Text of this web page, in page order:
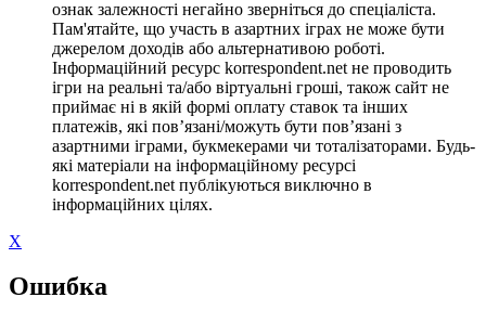
ознак залежності негайно зверніться до спеціаліста.
Пам'ятайте, що участь в азартних іграх не може бути
джерелом доходів або альтернативою роботі.
Інформаційний ресурс korrespondent.net не проводить
ігри на реальні та/або віртуальні гроші, також сайт не
приймає ні в якій формі оплату ставок та інших
платежів, які пов’язані/можуть бути пов’язані з
азартними іграми, букмекерами чи тоталізаторами. Будь-
які матеріали на інформаційному ресурсі
korrespondent.net публікуються виключно в
інформаційних цілях.
X
Ошибка